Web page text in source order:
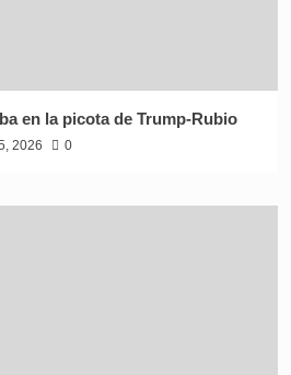
en la picota de Trump-Rubio
2026 0